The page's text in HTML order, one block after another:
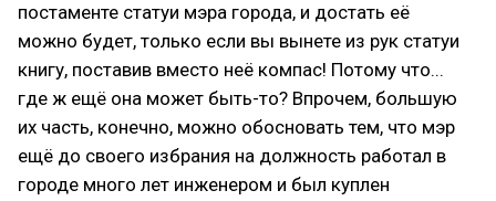
постаменте статуи мэра города, и достать её
можно будет, только если вы вынете из рук статуи
книгу, поставив вместо неё компас! Потому что...
где ж ещё она может быть-то? Впрочем, большую
их часть, конечно, можно обосновать тем, что мэр
ещё до своего избрания на должность работал в
городе много лет инженером и был куплен